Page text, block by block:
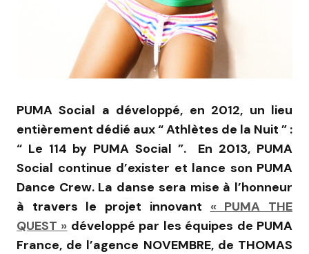
PUMA Social a développé, en 2012, un lieu
entièrement dédié aux “ Athlètes de la Nuit ” :
“ Le 114 by PUMA Social ”. En 2013, PUMA
Social continue d’exister et lance son PUMA
Dance Crew. La danse sera mise à l’honneur
à travers le projet innovant « PUMA THE
QUEST » développé par les équipes de PUMA
France, de l’agence NOVEMBRE, de THOMAS